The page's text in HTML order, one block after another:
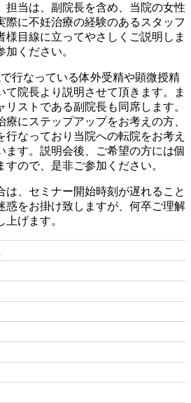
担当は、副院長を含め、当院の女性
際に不妊治療の経験のあるスタッフ
様目線に立ってやさしくご説明しま
ください。
行なっている体外受精や顕微授精
て院長より説明させて頂きます。ま
ストである副院長も同席します。
にステップアップをお考えの方、
行なっており当院への転院をお考え
ます。説明会後、ご希望の方には個
ので、是非ご参加ください。
は、セミナー開始時刻が遅れること
惑をお掛け致しますが、何卒ご理解
げます。